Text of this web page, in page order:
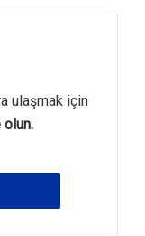
ulaşmak için
olun.